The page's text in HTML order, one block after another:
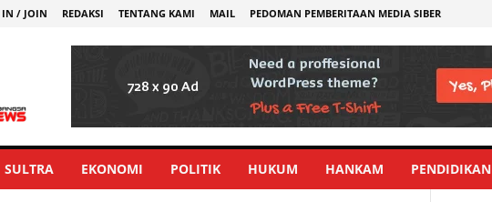
IN / JOIN REDAKSI TENTANG KAMI MAIL PEDOMAN PEMBERITAAN MEDIA SIBER
SULTRA EKONOMI POLITIK HUKUM HANKAM PENDIDIKAN